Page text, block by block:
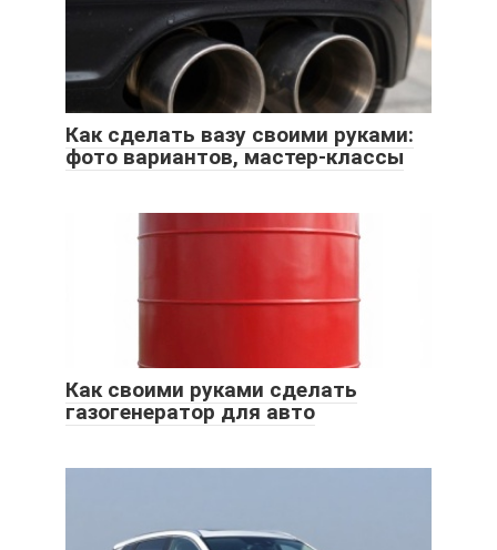
Как сделать вазу своими руками:
фото вариантов, мастер-классы
Как своими руками сделать
газогенератор для авто